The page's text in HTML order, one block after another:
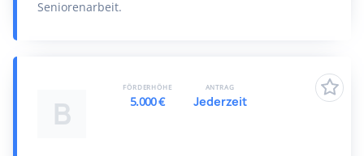
Seniorenarbeit.
B
FÖRDERHÖHE
5.000 €
ANTRAG
Jederzeit